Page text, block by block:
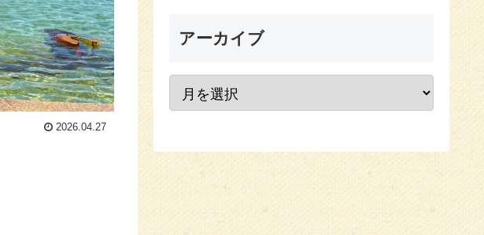
2026.04.27
アーカイブ